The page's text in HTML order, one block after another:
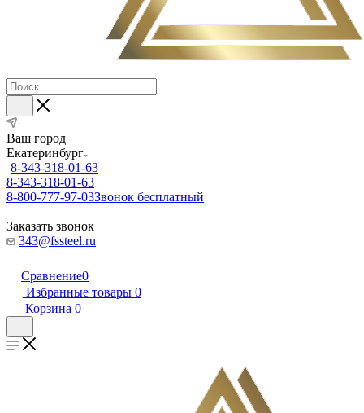
Ваш город
Екатеринбург
8-343-318-01-63
8-343-318-01-63
8-800-777-97-03Звонок бесплатный
Заказать звонок
343@fssteel.ru
Сравнение0
Избранные товары 0
Корзина 0